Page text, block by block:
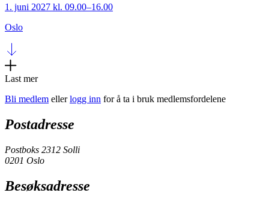
1. juni 2027 kl. 09.00–16.00
Oslo
Last mer
Bli medlem ellerlogg inn for å ta i bruk medlemsfordelene
Postadresse
Postboks 2312 Solli
0201 Oslo
Besøksadresse